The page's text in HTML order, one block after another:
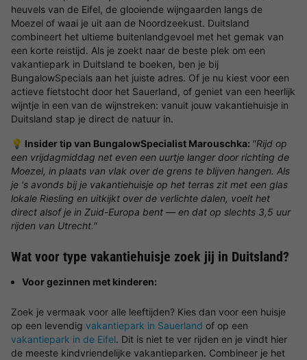
heuvels van de Eifel, de glooiende wijngaarden langs de
Moezel of waai je uit aan de Noordzeekust. Duitsland
combineert het ultieme buitenlandgevoel met het gemak van
een korte reistijd. Als je zoekt naar de beste plek om een
vakantiepark in Duitsland te boeken, ben je bij
BungalowSpecials aan het juiste adres. Of je nu kiest voor een
actieve fietstocht door het Sauerland, of geniet van een heerlijk
wijntje in een van de wijnstreken: vanuit jouw vakantiehuisje in
Duitsland stap je direct de natuur in.
💡 Insider tip van BungalowSpecialist Marouschka: "Rijd op
een vrijdagmiddag net even een uurtje langer door richting de
Moezel, in plaats van vlak over de grens te blijven hangen. Als
je 's avonds bij je vakantiehuisje op het terras zit met een glas
lokale Riesling en uitkijkt over de verlichte dalen, voelt het
direct alsof je in Zuid-Europa bent — en dat op slechts 3,5 uur
rijden van Utrecht."
Wat voor type vakantiehuisje zoek jij in Duitsland?
Voor gezinnen met kinderen:
Zoek je vermaak voor alle leeftijden? Kies dan voor een huisje
op een levendig vakantiepark in Sauerland of op een
vakantiepark in de Eifel. Dit is niet te ver rijden en je vindt hier
de meeste kindvriendelijke vakantieparken. Combineer je het